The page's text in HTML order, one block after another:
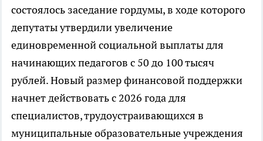
состоялось заседание гордумы, в ходе которого
депутаты утвердили увеличение
единовременной социальной выплаты для
начинающих педагогов с 50 до 100 тысяч
рублей. Новый размер финансовой поддержки
начнет действовать с 2026 года для
специалистов, трудоустраивающихся в
муниципальные образовательные учреждения